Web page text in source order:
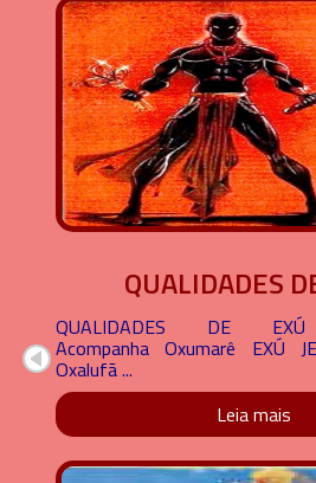
QUALIDADES
QUALIDADES DE EXÚ
Acompanha Oxumarê EXÚ
Oxalufã ...
Leia mais